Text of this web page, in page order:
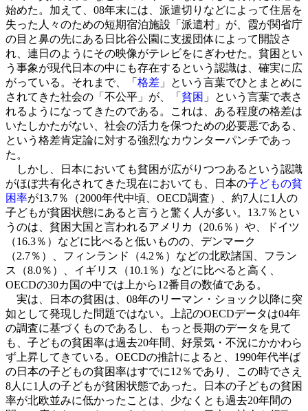
始めた。加えて、08年末には、派遣切りなどによって住居を
失った人々のための短期宿泊施設「派遣村」が、霞が関省庁
の目と鼻の先にある日比谷公園に支援団体によって開設さ
れ、連日のようにその映像がテレビをにぎわせた。貧困とい
う事象が現代日本の中にも存在するという認識は、確実に広
がっている。それまで、「 格差 」という言葉でひとまとめに
されてきた社会の「不公平」が、「 貧困 」という言葉で表さ
れるようになってきたのである。これは、ある程度の格差は
いたしかたがない、社会の活力を保つための必要悪である、
という格差肯定論に対する強烈なカウンターパンチであっ
た。
しかし、日本においても貧困が広がりつつあるという認識
がほぼ共有化されてきた現在においても、日本の子どもの貧
困率が13.7％（2000年代中頃、OECD調査）、約7人に1人の
子どもが貧困状態にあると言うと驚く人が多い。13.7％とい
うのは、貧困大国と言われるアメリカ（20.6％）や、ドイツ
（16.3％）などに比べると低いものの、デンマーク
（2.7％）、フィンランド（4.2％）などの北欧諸国、フラン
ス（8.0％）、イギリス（10.1％）などに比べると高く、
OECDの30カ国の中では上から12番目の数値である。
実は、日本の貧困は、08年のリーマン・ショック以降に突
如として発現した問題ではない。上記のOECDデータは04年
の調査に基づくものであるし、もっと長期のデータを見て
も、子どもの貧困率は過去20年間、好景気・不況にかかわら
ず上昇してきている。OECDの推計によると、1990年代半ば
の日本の子どもの貧困率はすでに12％であり、この時でさえ
8人に1人の子どもが貧困状態であった。日本の子どもの貧困
率が北欧並みに低かったことは、少なくとも過去20年間の